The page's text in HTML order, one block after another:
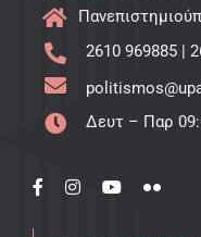
2610 969885|
Δευτ – Παρ